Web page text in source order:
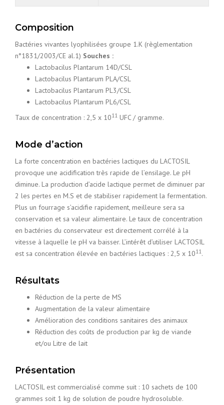
Composition
Bactéries vivantes lyophilisées groupe 1.K (règlementation
n°1831/2003/CE al.1) Souches :
Lactobacilus Plantarum 14D/CSL
Lactobacilus Plantarum PLA/CSL
Lactobacilus Plantarum PL3/CSL
Lactobacilus Plantarum PL6/CSL
Taux de concentration : 2,5 x 1011 UFC / gramme.
Mode d’action
La forte concentration en bactéries lactiques du LACTOSIL
provoque une acidification très rapide de l’ensilage. Le pH
diminue. La production d’acide lactique permet de diminuer par
2 les pertes en M.S et de stabiliser rapidement la fermentation.
Plus un fourrage s’acidifie rapidement, meilleure sera sa
conservation et sa valeur alimentaire. Le taux de concentration
en bactéries du conservateur est directement corrélé à la
vitesse à laquelle le pH va baisser. L’intérêt d’utiliser LACTOSIL
est sa concentration élevée en bactéries lactiques : 2,5 x 1011.
Résultats
Réduction de la perte de MS
Augmentation de la valeur alimentaire
Amélioration des conditions sanitaires des animaux
Réduction des coûts de production par kg de viande
et/ou Litre de lait
Présentation
LACTOSIL est commercialisé comme suit : 10 sachets de 100
grammes soit 1 kg de solution de poudre hydrosoluble.